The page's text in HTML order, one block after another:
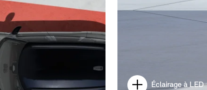
Éclairage à LED